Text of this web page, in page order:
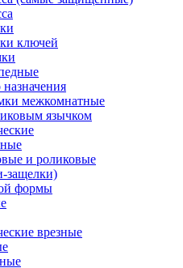
ключей
межкомнатные
язычком
и роликовые
защелки)
формы
врезные